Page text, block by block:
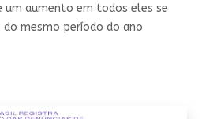
um aumento em todos eles se
mesmo período do ano